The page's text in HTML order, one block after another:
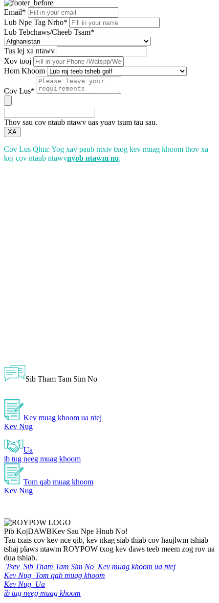
Email*
Lub Npe Tag Nrho*
Lub Tebchaws/Cheeb Tsam*
Tus lej xa ntawv
Xov tooj
Hom Khoom
Cov Lus*
Thov sau cov ntaub ntawv uas yuav tsum tau sau.
XA
Cov Lus Qhia: Yog xav paub ntxiv txog kev muag khoom thov xa
koj cov ntaub ntawvnyob ntawm no.
Sib Tham Tam Sim No
Kev muag khoom ua ntej
Kev Nug
Ua
ib tug neeg muag khoom
Tom qab muag khoom
Kev Nug
Pib KojDAWBKev Sau Npe Hnub No!
Tau txais cov kev nce qib, kev nkag siab thiab cov haujlwm tshiab
tshaj plaws ntawm ROYPOW txog kev daws teeb meem zog rov ua
dua tshiab.
Tsev Sib Tham Tam Sim No Kev muag khoom ua ntej
Kev Nug Tom qab muag khoom
Kev Nug Ua
ib tug neeg muag khoom